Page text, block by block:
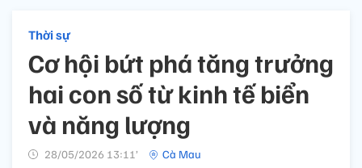
Thời sự
Cơ hội bứt phá tăng trưởng
hai con số từ kinh tế biển
và năng lượng
28/05/2026 13:11’ Cà Mau